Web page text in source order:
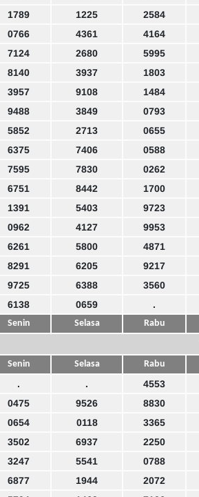
1789
1225 2584
0766
4361 4164
7124
2680 5995
8140
3937 1803
3957
9108 1484
9488
3849 0793
5852
2713 0655
6375
7406 0588
7595
7830 0262
6751
8442 1700
1391
5403 9723
0962
4127 9953
6261
5800 4871
8291
6205 9217
9725
6388 3560
6138
0659 .
Senin Selasa Rabu
Senin Selasa Rabu
. . 4553
0475
9526 8830
0654
0118 3365
3502
6937 2250
3247
5541 0788
6877
1944 2072